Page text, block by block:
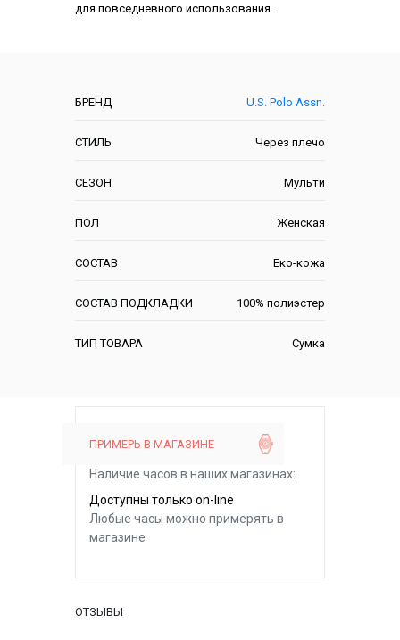
БРЕНД U.S. Polo Assn.
СТИЛЬ Через плечо
СЕЗОН Мульти
ПОЛ Женская
СОСТАВ Еко-кожа
СОСТАВ ПОДКЛАДКИ 100% полиэстер
ТИП ТОВАРА Сумка
для повседневного использования.
ПРИМЕРЬ В МАГАЗИНЕ
Наличие часов в наших магазинах:
Доступны только on-line
Любые часы можно примерять в
магазине
ОТЗЫВЫ